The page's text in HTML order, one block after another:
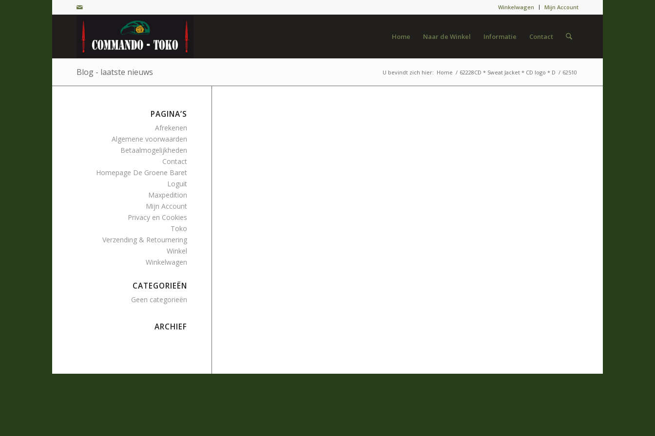
Winkelwagen Mijn Account
Home Naar de Winkel Informatie Contact
Blog - laatste nieuws U bevindt zich hier: Home / 62228CD * Sweat Jacket * CD logo * D / 62510
PAGINA’S
Afrekenen
Algemene voorwaarden
Betaalmogelijkheden
Contact
Homepage De Groene Baret
Loguit
Maxpedition
Mijn Account
Privacy en Cookies
Toko
Verzending & Retournering
Winkel
Winkelwagen
CATEGORIEËN
Geen categorieën
ARCHIEF